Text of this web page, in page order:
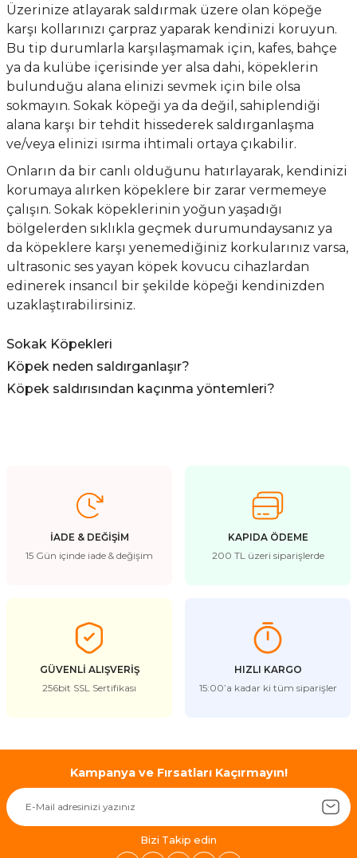
Üzerinize atlayarak saldırmak üzere olan köpeğe
karşı kollarınızı çarpraz yaparak kendinizi koruyun.
Bu tip durumlarla karşılaşmamak için, kafes, bahçe
ya da kulübe içerisinde yer alsa dahi, köpeklerin
bulunduğu alana elinizi sevmek için bile olsa
sokmayın. Sokak köpeği ya da değil, sahiplendiği
alana karşı bir tehdit hissederek saldırganlaşma
ve/veya elinizi ısırma ihtimali ortaya çıkabilir.
Onların da bir canlı olduğunu hatırlayarak, kendinizi
korumaya alırken köpeklere bir zarar vermemeye
çalışın. Sokak köpeklerinin yoğun yaşadığı
bölgelerden sıklıkla geçmek durumundaysanız ya
da köpeklere karşı yenemediğiniz korkularınız varsa,
ultrasonic ses yayan köpek kovucu cihazlardan
edinerek insancıl bir şekilde köpeği kendinizden
uzaklaştırabilirsiniz.
Sokak Köpekleri
Köpek neden saldırganlaşır?
Köpek saldırısından kaçınma yöntemleri?
İADE & DEĞİŞİM
15 Gün içinde iade & değişim
KAPIDA ÖDEME
200 TL üzeri siparişlerde
GÜVENLİ ALIŞVERİŞ
256bit SSL Sertifikası
HIZLI KARGO
15:00’a kadar ki tüm siparişler
Kampanya ve Fırsatları Kaçırmayın!
Bizi Takip edin